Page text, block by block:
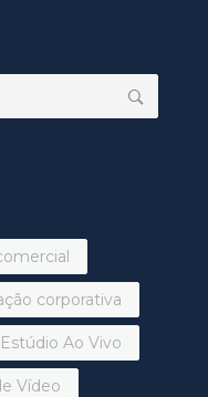
corporativa
Estúdio Ao Vivo
Vídeo